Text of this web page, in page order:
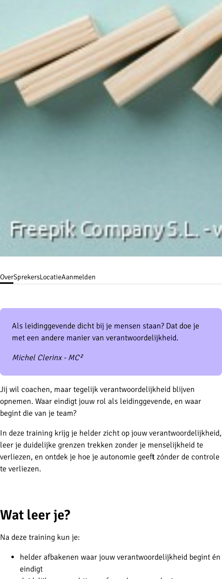
OverSprekersLocatieAanmelden
Als leidinggevende dicht bij je mensen staan? Dat doe je
met een andere manier van verantwoordelijkheid.
Michel Clerinx - MC²
Jij wil coachen, maar tegelijk verantwoordelijkheid blijven
opnemen. Waar eindigt jouw rol als leidinggevende, en waar
begint die van je team?
In deze training krijg je helder zicht op jouw verantwoordelijkheid,
leer je duidelijke grenzen trekken zonder je menselijkheid te
verliezen, en ontdek je hoe je autonomie geeft zónder de controle
te verliezen.
Wat leer je?
Na deze training kun je:
helder afbakenen waar jouw verantwoordelijkheid begint én
eindigt